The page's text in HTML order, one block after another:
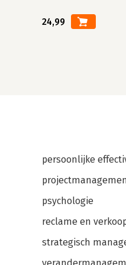
24,99
persoonlijke
psychologie
reclame en
strategisch